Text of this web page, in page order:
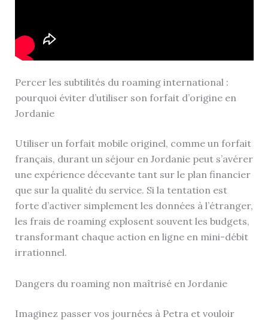
Percer les subtilités du roaming international :
pourquoi éviter d’utiliser son forfait d’origine en
Jordanie
Utiliser un forfait mobile originel, comme un forfait
français, durant un séjour en Jordanie peut s’avérer
une expérience décevante tant sur le plan financier
que sur la qualité du service. Si la tentation est
forte d’activer simplement les données à l’étranger,
les frais de roaming explosent souvent les budgets,
transformant chaque action en ligne en mini-débit
irrationnel.
Dangers du roaming non maîtrisé en Jordanie
Imaginez passer vos journées à Petra et vouloir